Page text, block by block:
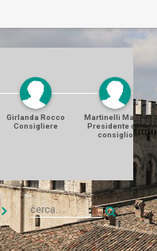
Girlanda Rocco
Consigliere
Martinelli Mattia
Presidente del
consiglio
